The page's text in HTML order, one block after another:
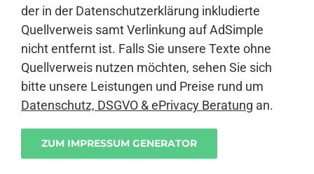
der in der Datenschutzerklärung inkludierte
Quellverweis samt Verlinkung auf AdSimple
nicht entfernt ist. Falls Sie unsere Texte ohne
Quellverweis nutzen möchten, sehen Sie sich
bitte unsere Leistungen und Preise rund um
Datenschutz, DSGVO & ePrivacy Beratung an.
ZUM IMPRESSUM GENERATOR